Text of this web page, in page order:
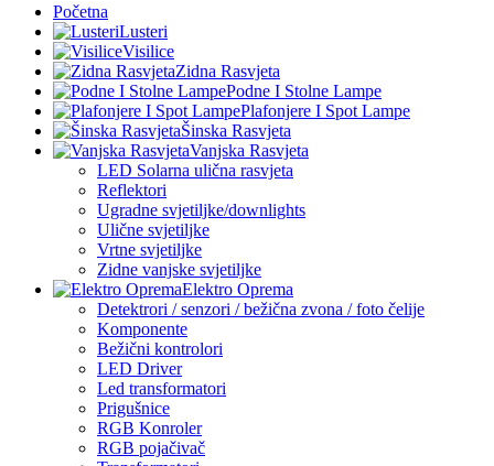
Početna
Lusteri
Visilice
Zidna Rasvjeta
Podne I Stolne Lampe
Plafonjere I Spot Lampe
Šinska Rasvjeta
Vanjska Rasvjeta
LED Solarna ulična rasvjeta
Reflektori
Ugradne svjetiljke/downlights
Ulične svjetiljke
Vrtne svjetiljke
Zidne vanjske svjetiljke
Elektro Oprema
Detektrori / senzori / bežična zvona / foto čelije
Komponente
Bežični kontrolori
LED Driver
Led transformatori
Prigušnice
RGB Konroler
RGB pojačivač